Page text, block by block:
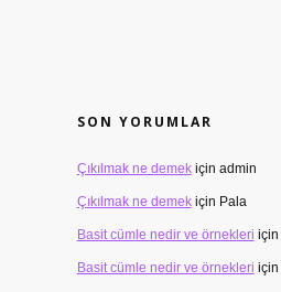
SON YORUMLAR
Çıkılmak ne demekiçin admin
Çıkılmak ne demekiçin Pala
Basit cümle nedir ve örnekleri için
Basit cümle nedir ve örnekleri için